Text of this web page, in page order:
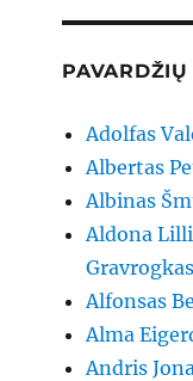
Adolfas
Albertas
Albinas
Aldona
Gravrogkas
Alfonsas
Alma
Andris